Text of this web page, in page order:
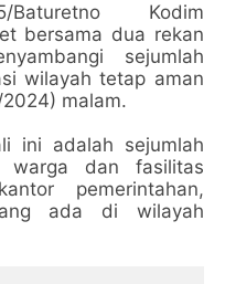
Kodim
bersama dua rekan
sejumlah
wilayah tetap aman
malam.
ini adalah sejumlah
warga dan fasilitas
pemerintahan,
ada di wilayah